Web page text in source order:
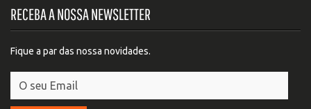
RECEBA A NOSSA NEWSLETTER
Fique a par das nossa novidades.